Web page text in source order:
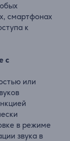
смартфонах
к
с
или
в режиме
звука в